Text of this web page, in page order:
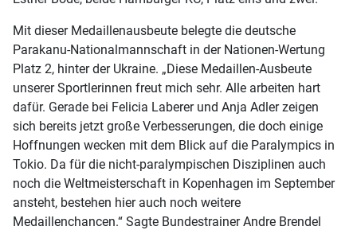
Mit dieser Medaillenausbeute belegte die deutsche
Parakanu-Nationalmannschaft in der Nationen-Wertung
Platz 2, hinter der Ukraine. „Diese Medaillen-Ausbeute
unserer Sportlerinnen freut mich sehr. Alle arbeiten hart
dafür. Gerade bei Felicia Laberer und Anja Adler zeigen
sich bereits jetzt große Verbesserungen, die doch einige
Hoffnungen wecken mit dem Blick auf die Paralympics in
Tokio. Da für die nicht-paralympischen Disziplinen auch
noch die Weltmeisterschaft in Kopenhagen im September
ansteht, bestehen hier auch noch weitere
Medaillenchancen.“ Sagte Bundestrainer Andre Brendel